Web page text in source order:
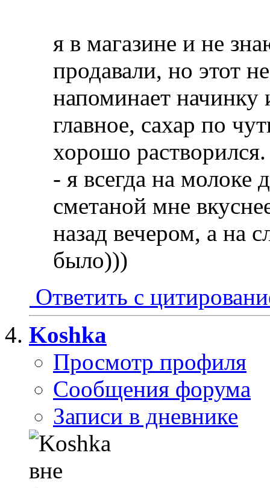
я в магазине и не
продавали, но этот
напоминает
главное, сахар по
хорошо
- я всегда на молоке
сметаной мне
назад вечером, а на
было)))
Ответить с
Koshka
Просмотр профиля
Сообщения форума
Записи в дневнике